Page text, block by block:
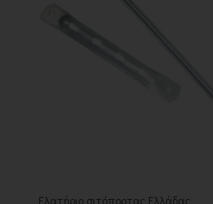
Ελατήριο σιτόπορτας Ελλάδας